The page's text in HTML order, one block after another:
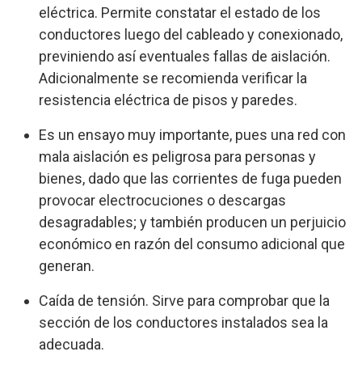
eléctrica. Permite constatar el estado de los
conductores luego del cableado y conexionado,
previniendo así eventuales fallas de aislación.
Adicionalmente se recomienda verificar la
resistencia eléctrica de pisos y paredes.
Es un ensayo muy importante, pues una red con
mala aislación es peligrosa para personas y
bienes, dado que las corrientes de fuga pueden
provocar electrocuciones o descargas
desagradables; y también producen un perjuicio
económico en razón del consumo adicional que
generan.
Caída de tensión. Sirve para comprobar que la
sección de los conductores instalados sea la
adecuada.